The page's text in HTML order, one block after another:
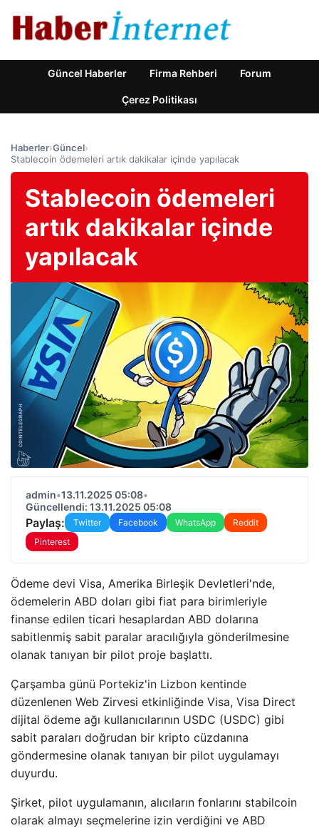
Güncel Haberler Firma Rehberi Forum
Çerez Politikası
Haberler›Güncel›
Stablecoin ödemeleri artık dakikalar içinde yapılacak
Stablecoin ödemeleri
artık dakikalar içinde
yapılacak
admin•13.11.2025 05:08•
Güncellendi: 13.11.2025 05:08
Paylaş: Twitter Facebook WhatsApp
Reddit
Pinterest
Ödeme devi Visa, Amerika Birleşik Devletleri'nde,
ödemelerin ABD doları gibi fiat para birimleriyle
finanse edilen ticari hesaplardan ABD dolarına
sabitlenmiş sabit paralar aracılığıyla gönderilmesine
olanak tanıyan bir pilot proje başlattı.
Çarşamba günü Portekiz'in Lizbon kentinde
düzenlenen Web Zirvesi etkinliğinde Visa, Visa Direct
dijital ödeme ağı kullanıcılarının USDC (USDC) gibi
sabit paraları doğrudan bir kripto cüzdanına
göndermesine olanak tanıyan bir pilot uygulamayı
duyurdu.
Şirket, pilot uygulamanın, alıcıların fonlarını stabilcoin
olarak almayı seçmelerine izin verdiğini ve ABD